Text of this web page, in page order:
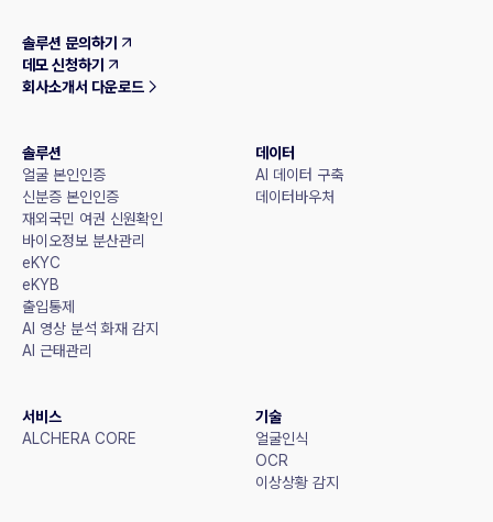
솔루션 문의하기
데모 신청하기
회사소개서 다운로드
솔루션
얼굴 본인인증
신분증 본인인증
재외국민 여권 신원확인
바이오정보 분산관리
eKYC
eKYB
출입통제
AI 영상 분석 화재 감지
AI 근태관리
데이터
AI 데이터 구축
데이터바우처
서비스
ALCHERA CORE
기술
얼굴인식
OCR
이상상황 감지